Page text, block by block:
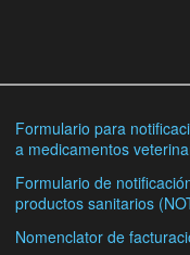
Formulario para
a medicamentos
Formulario de
productos sanitarios
Nomenclator de